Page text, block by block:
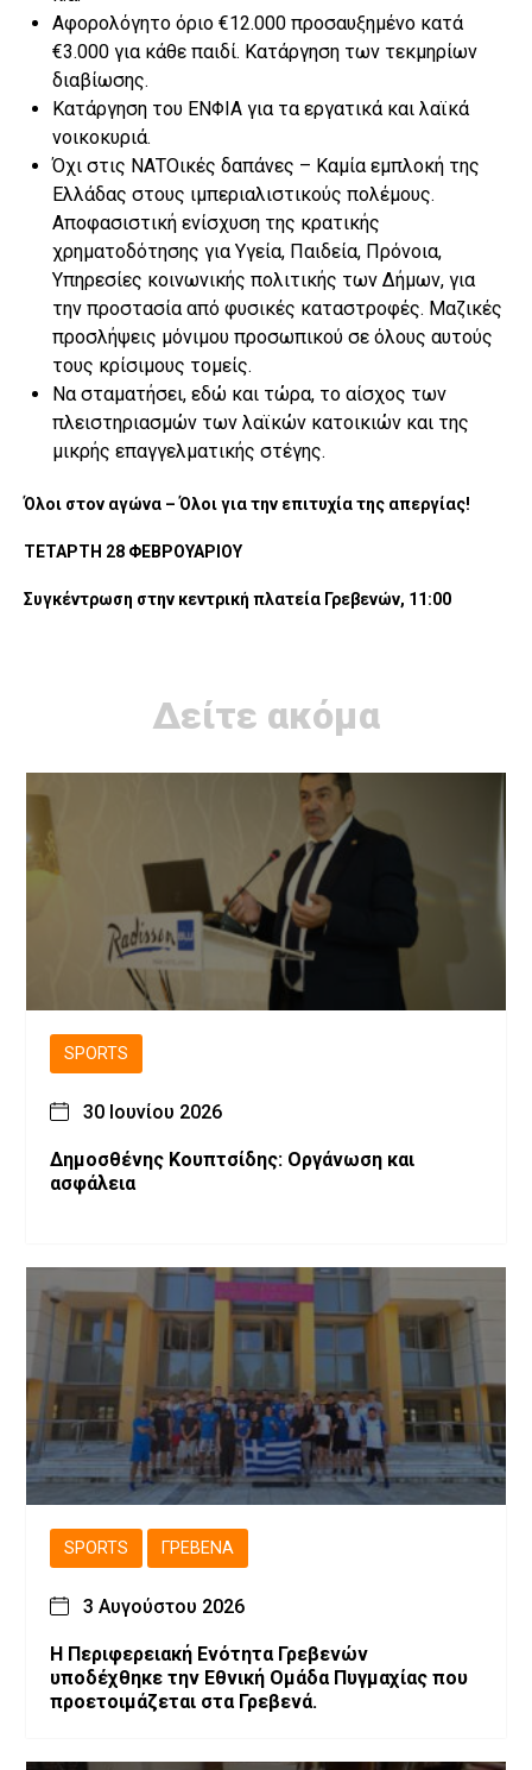
Αφορολόγητο όριο €12.000 προσαυξημένο κατά
€3.000 για κάθε παιδί. Κατάργηση των τεκμηρίων
διαβίωσης.
Κατάργηση του ΕΝΦΙΑ για τα εργατικά και λαϊκά
νοικοκυριά.
Όχι στις ΝΑΤΟικές δαπάνες – Καμία εμπλοκή της
Ελλάδας στους ιμπεριαλιστικούς πολέμους.
Αποφασιστική ενίσχυση της κρατικής
χρηματοδότησης για Υγεία, Παιδεία, Πρόνοια,
Υπηρεσίες κοινωνικής πολιτικής των Δήμων, για
την προστασία από φυσικές καταστροφές. Μαζικές
προσλήψεις μόνιμου προσωπικού σε όλους αυτούς
τους κρίσιμους τομείς.
Να σταματήσει, εδώ και τώρα, το αίσχος των
πλειστηριασμών των λαϊκών κατοικιών και της
μικρής επαγγελματικής στέγης.
Όλοι στον αγώνα – Όλοι για την επιτυχία της απεργίας!
ΤΕΤΑΡΤΗ 28 ΦΕΒΡΟΥΑΡΙΟΥ
Συγκέντρωση στην κεντρική πλατεία Γρεβενών, 11:00
Δείτε ακόμα
SPORTS
30 Ιουνίου 2026
Δημοσθένης Κουπτσίδης: Οργάνωση και
ασφάλεια
SPORTS ΓΡΕΒΕΝΆ
3 Αυγούστου 2026
Η Περιφερειακή Ενότητα Γρεβενών
υποδέχθηκε την Εθνική Ομάδα Πυγμαχίας που
προετοιμάζεται στα Γρεβενά.